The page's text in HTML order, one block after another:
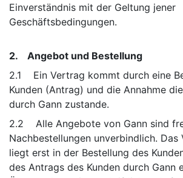
Einverständnis mit der Geltung jener
Geschäftsbedingungen.
2. Angebot und Bestellung
2.1 Ein Vertrag kommt durch eine
Kunden (Antrag) und die Annahme
durch Gann zustande.
2.2 Alle Angebote von Gann sind
Nachbestellungen unverbindlich.
liegt erst in der Bestellung des
des Antrags des Kunden durch